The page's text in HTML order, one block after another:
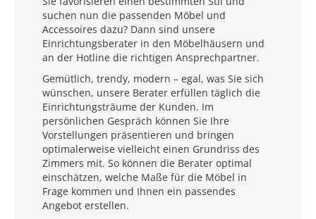
suchen nun die passenden Möbel und
Accessoires dazu? Dann sind unsere
Einrichtungsberater in den Möbelhäusern und
an der Hotline die richtigen Ansprechpartner.
Gemütlich, trendy, modern – egal, was Sie sich
wünschen, unsere Berater erfüllen täglich die
Einrichtungsträume der Kunden. Im
persönlichen Gespräch können Sie Ihre
Vorstellungen präsentieren und bringen
optimalerweise vielleicht einen Grundriss des
Zimmers mit. So können die Berater optimal
einschätzen, welche Maße für die Möbel in
Frage kommen und Ihnen ein passendes
Angebot erstellen.